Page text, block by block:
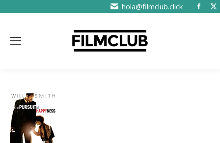
hola@filmclub.click